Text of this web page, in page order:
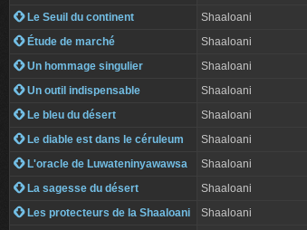
 Le Seuil du continent Shaaloani
 Étude de marché
Shaaloani
 Un hommage singulier
Shaaloani
 Un outil indispensable
Shaaloani
 Le bleu du désert
Shaaloani
 Le diable est dans le céruleum
Shaaloani
 L'oracle de Luwateninyawawsa
Shaaloani
 La sagesse du désert
Shaaloani
 Les protecteurs de la Shaaloani
Shaaloani